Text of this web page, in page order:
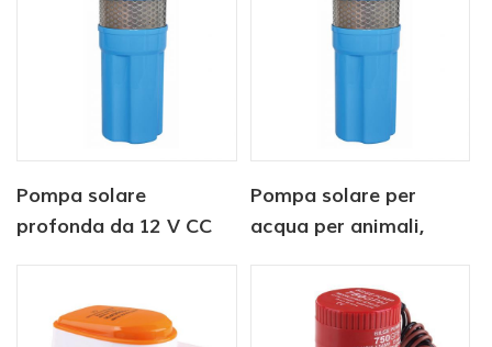
Pompa solare
profonda da 12 V CC
bestiame
Pompa solare per
acqua per animali,
6 litri/min, fabbrica